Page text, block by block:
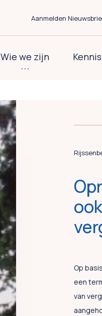
Aanmelden
Wie we zijn
Op
een
van